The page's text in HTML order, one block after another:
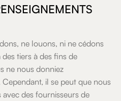
ne louons, ni ne cédons
tiers à des fins de
ne nous donniez
il se peut que nous
des fournisseurs de